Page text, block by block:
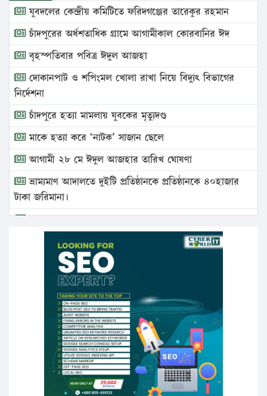
যুবদলের কেন্দ্রীয় কমিটিতে ফরিদগঞ্জের তারেকুর রহমান
চাঁদপুরের অর্ধশতাধিক গ্রামে আগামীকাল কোরবানির ঈদ
বৃহস্পতিবার পবিত্র ঈদুল আজহা
দোকানপাট ও শপিংমল খোলা রাখা নিয়ে বিদ্যুৎ বিভাগের
নির্দেশনা
চাঁদপুরে হত্যা মামলায় যুবকের মৃত্যুদণ্ড
মাকে হত্যা করে ‘নাটক’ সাজান ছেলে
আগামী ২৮ মে ঈদুল আজহার তারিখ ঘোষণা
ভ্রাম্যমাণ আদালতে দুইটি প্রতিষ্ঠানকে প্রতিষ্ঠানকে ৪০হাজার
টাকা জরিমানা।
এবার লঞ্চের ভাড়া বাড়ল
১৭ থেকে ২১ শতাংশ বিদ্যুতের দাম বাড়ানোর প্রস্তাব পিডিবির
১৬ মে চাঁদপুর ও ২৫ মে ফেনী সফরে যাবেন প্রধানমন্ত্রী
উচ্চশিক্ষায় গৌরবময় অর্জন: পূর্ণ স্কলারশিপে যুক্তরাষ্ট্রে
পিএইচডি করছেন কুয়েটের কৃতি…
সারা দেশে বজ্রাঘাতে ১৪ জনের প্রাণহানি
কঠোর হচ্ছে এসএসসি ও এইচএসসি পরীক্ষা
ফরিদগঞ্জে আগুনে পুড়লো ৬ ব্যবসা প্রতিষ্ঠান